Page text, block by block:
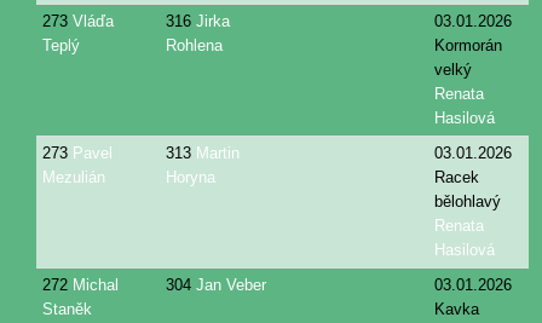
273 Vláďa
Teplý
316 Jirka
Rohlena
03.01.2026
Kormorán
velký
Renata
Hasilová
273 Pavel
Mezulián
313 Martin
Horyna
03.01.2026
Racek
bělohlavý
Renata
Hasilová
272 Michal
Staněk
304 Jan Veber
03.01.2026
Kavka